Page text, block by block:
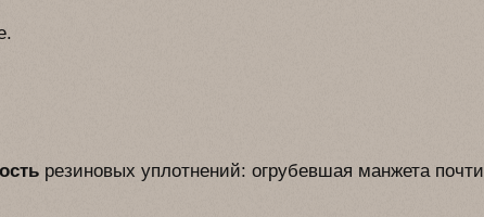
резиновых уплотнений: огрубевшая манжета почти